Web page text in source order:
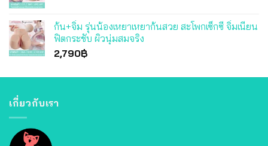
ก้น+จิ๋ม รุ่นน้องเหยาเหยาก้นสวย สะโพกเซ็กซี่ จิ๋มเนียน
ฟิตกระชับ ผิวนุ่มสมจริง
2,790฿
เกี่ยวกับเรา